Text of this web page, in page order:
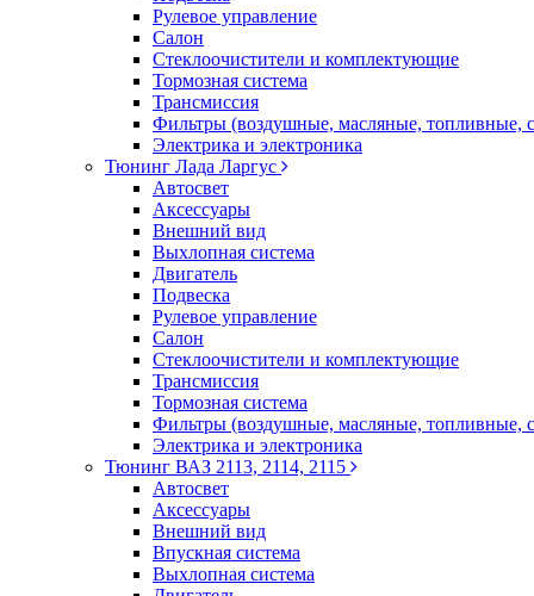
Рулевое управление
Салон
Стеклоочистители и комплектующие
Тормозная система
Трансмиссия
Фильтры (воздушные, масляные, топливные,
Электрика и электроника
Тюнинг Лада Ларгус
Автосвет
Аксессуары
Внешний вид
Выхлопная система
Двигатель
Подвеска
Рулевое управление
Салон
Стеклоочистители и комплектующие
Трансмиссия
Тормозная система
Фильтры (воздушные, масляные, топливные,
Электрика и электроника
Тюнинг ВАЗ 2113, 2114, 2115
Автосвет
Аксессуары
Внешний вид
Впускная система
Выхлопная система